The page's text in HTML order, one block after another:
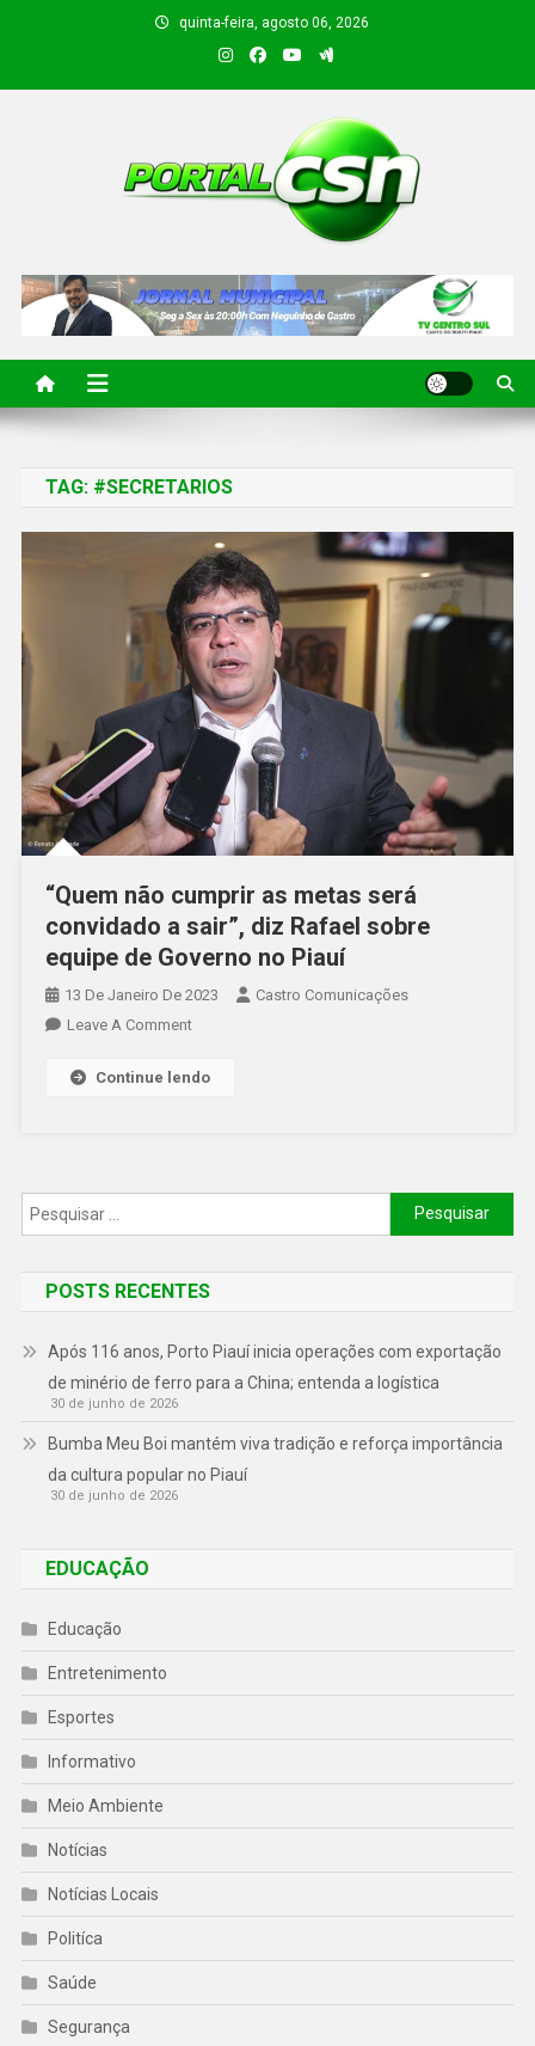
quinta-feira, agosto 06, 2026
PORTAL CSN
TAG: #SECRETARIOS
“Quem não cumprir as metas será
convidado a sair”, diz Rafael sobre
equipe de Governo no Piauí
13 De Janeiro De 2023
Castro Comunicações
Leave A Comment
Continue lendo
POSTS RECENTES
Após 116 anos, Porto Piauí inicia operações com exportação
de minério de ferro para a China; entenda a logística
30 de junho de 2026
Bumba Meu Boi mantém viva tradição e reforça importância
da cultura popular no Piauí
30 de junho de 2026
EDUCAÇÃO
Educação
Entretenimento
Esportes
Informativo
Meio Ambiente
Notícias
Notícias Locais
Politíca
Saúde
Segurança